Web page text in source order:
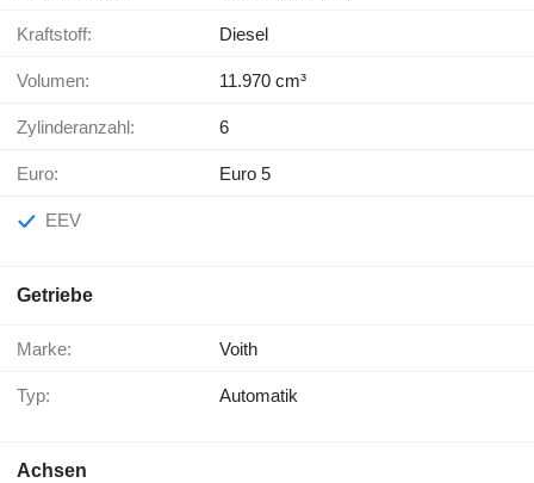
Kraftstoff: Diesel
Volumen: 11.970 cm³
Zylinderanzahl: 6
Euro: Euro 5
EEV
Getriebe
Marke: Voith
Typ: Automatik
Achsen